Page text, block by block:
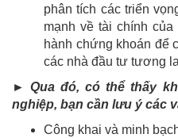
phân tích các triển
mạnh về tài chính
hành chứng khoán để
các nhà đầu tư tương
► Qua đó, có thể thấy
nghiệp, bạn cần lưu ý các
Công khai và minh